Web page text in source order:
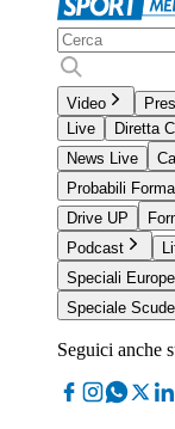
Video
Live
Diretta
News Live
Probabili
Drive UP
Podcast
Speciali
Speciale
Seguici anche